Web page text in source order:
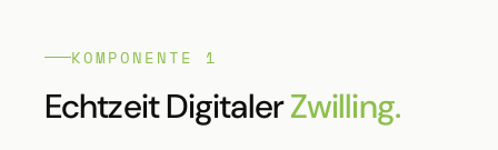
KOMPONENTE 1
Echtzeit DigitalerZwilling.